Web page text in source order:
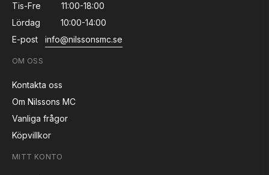
Tis-Fre
11:00-18:00
Lördag
10:00-14:00
E-post
info@nilssonsmc.se
OM OSS
Kontakta oss
Om Nilssons MC
Vanliga frågor
Köpvillkor
MITT KONTO